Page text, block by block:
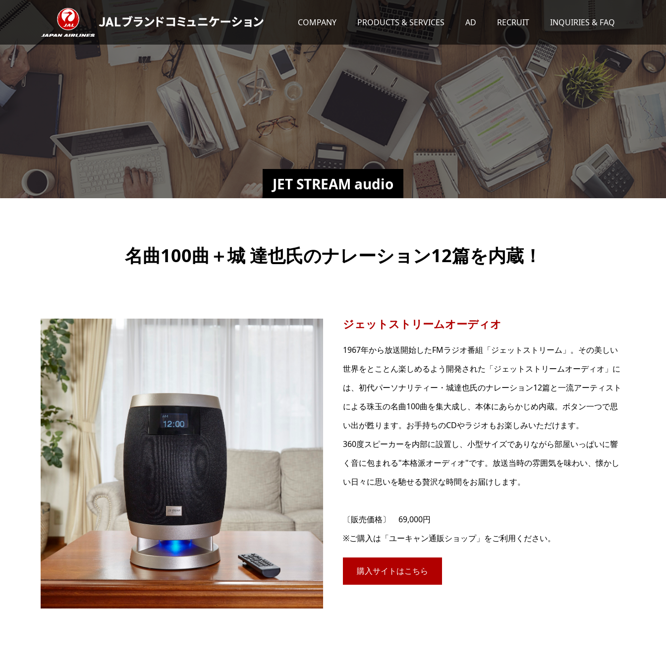
COMPANY PRODUCTS & SERVICES AD RECRUIT INQUIRIES & FAQ
JET STREAM audio
名曲100曲＋城 達也氏のナレーション12篇を内蔵！
ジェットストリームオーディオ
1967年から放送開始したFMラジオ番組「ジェットストリーム」。その美しい
世界をとことん楽しめるよう開発された「ジェットストリームオーディオ」に
は、初代パーソナリティー・城達也氏のナレーション12篇と一流アーティスト
による珠玉の名曲100曲を集大成し、本体にあらかじめ内蔵。ボタン一つで思
い出が甦ります。お手持ちのCDやラジオもお楽しみいただけます。
360度スピーカーを内部に設置し、小型サイズでありながら部屋いっぱいに響
く音に包まれる"本格派オーディオ"です。放送当時の雰囲気を味わい、懐かし
い日々に思いを馳せる贅沢な時間をお届けします。
〔販売価格〕 69,000円
※ご購入は「ユーキャン通販ショップ」をご利用ください。
購入サイトはこちら